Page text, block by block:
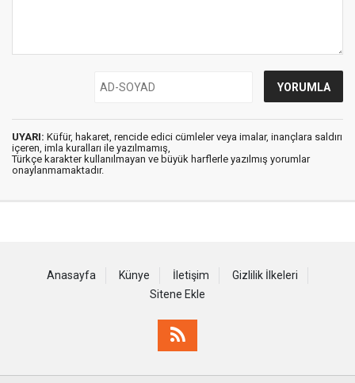
UYARI: Küfür, hakaret, rencide edici cümleler veya imalar, inançlara saldırı
içeren, imla kuralları ile yazılmamış,
Türkçe karakter kullanılmayan ve büyük harflerle yazılmış yorumlar
onaylanmamaktadır.
Anasayfa Künye İletişim
Gizlilik İlkeleri
Sitene Ekle